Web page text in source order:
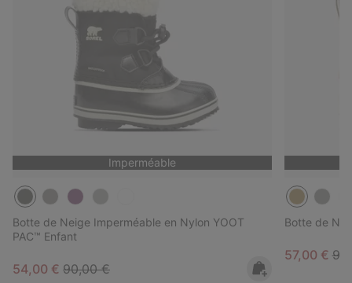
Imperméable
Botte de Neige Imperméable en Nylon YOOT
PAC™ Enfant
Sale price:
54,00 € Regular price:
90,00 €
Botte de
Sale price:
57,00 €